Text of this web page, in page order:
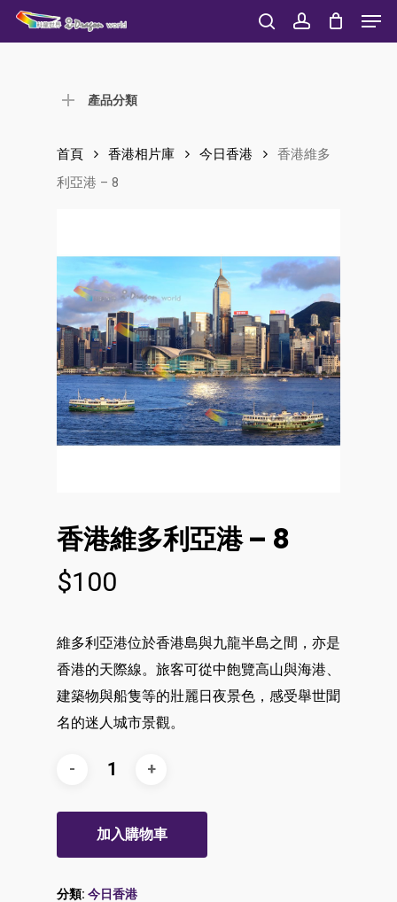
Skip
to
searchaccount
產品分類
首頁 香港相片庫 今日香港
香港維多
利亞港 – 8
香港維多利亞港 – 8
$100
維多利亞港位於香港島與九龍半島之間，亦是
香港的天際線。旅客可從中飽覽高山與海港、
建築物與船隻等的壯麗日夜景色，感受舉世聞
名的迷人城市景觀。
加入購物車
分類: 今日香港